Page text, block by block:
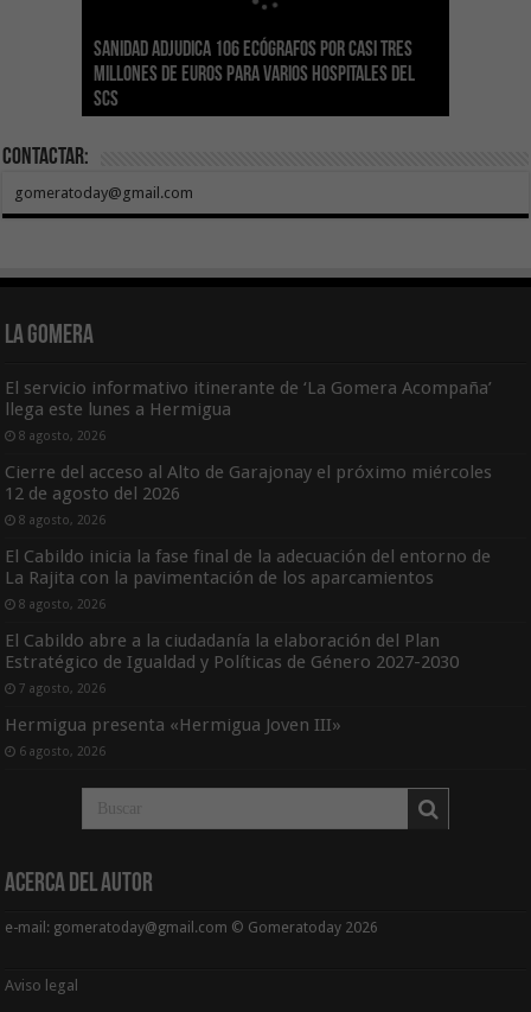
Sanidad adjudica 106 ecógrafos por casi tres
millones de euros para varios hospitales del
SCS
Gesplan logra la máxima puntuación en el
Índice de Transparencia de Canarias por cuarto
año consecutivo
El Gobierno canario concede ayudas del
POSEICAN-Pesca al sector por valor de 7,09 M€
tras aumentar las cuantías
Transición Ecológica coordina con Ashotel su
adhesión a la Red de Refugios Climáticos de
Canarias
Visocan incorpora 170 pisos a su parque de
vivienda protegida en régimen de alquiler
asequible de Tenerife
Sanidad refuerza la capacidad diagnóstica de
los centros de salud con el impulso de la
ecografía clínica
Contactar:
gomeratoday@gmail.com
La Gomera
El servicio informativo itinerante de ‘La Gomera Acompaña’
llega este lunes a Hermigua
8 agosto, 2026
Cierre del acceso al Alto de Garajonay el próximo miércoles
12 de agosto del 2026
8 agosto, 2026
El Cabildo inicia la fase final de la adecuación del entorno de
La Rajita con la pavimentación de los aparcamientos
8 agosto, 2026
El Cabildo abre a la ciudadanía la elaboración del Plan
Estratégico de Igualdad y Políticas de Género 2027-2030
7 agosto, 2026
Hermigua presenta «Hermigua Joven III»
6 agosto, 2026
Acerca del Autor
e-mail: gomeratoday@gmail.com © Gomeratoday 2026
Aviso legal